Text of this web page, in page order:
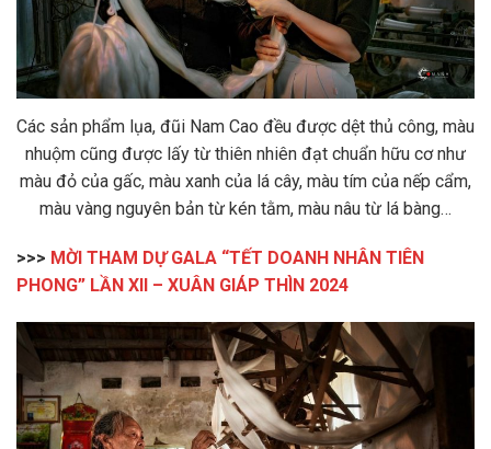
Các sản phẩm lụa, đũi Nam Cao đều được dệt thủ công, màu
nhuộm cũng được lấy từ thiên nhiên đạt chuẩn hữu cơ như
màu đỏ của gấc, màu xanh của lá cây, màu tím của nếp cẩm,
màu vàng nguyên bản từ kén tằm, màu nâu từ lá bàng…
>>> MỜI THAM DỰ GALA “TẾT DOANH NHÂN TIÊN
PHONG” LẦN XII – XUÂN GIÁP THÌN 2024